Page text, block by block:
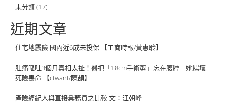
未分類(17)
近期文章
住宅地震險 國內近6成未投保 【工商時報/黃惠聆】
肚痛嘔吐3個月真相太扯！醫把「18cm手術剪」忘在腹腔 她腸壞
死險喪命 【ctwant/陳頡】
產險經紀人與直接業務員之比較 文：江朝峰